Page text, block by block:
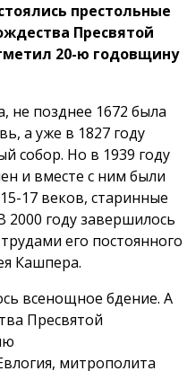
престольные
Пресвятой
20-ю годовщину
не позднее 1672 была
а уже в 1827 году
собор. Но в 1939 году
и вместе с ним были
17 веков, старинные
2000 году завершилось
его постоянного
Кашпера.
всенощное бдение. А
Пресвятой
митрополита